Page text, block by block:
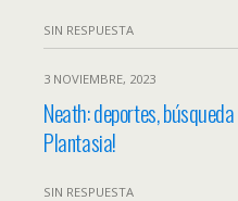
SIN RESPUESTA
3 NOVIEMBRE, 2023
Neath: deportes,
Plantasia!
SIN RESPUESTA